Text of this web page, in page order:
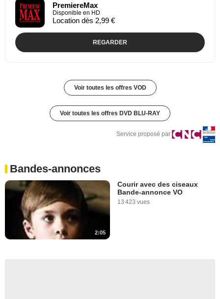
PremiereMax
Disponible en HD
Location dès 2,99 €
REGARDER
Voir toutes les offres VOD
Voir toutes les offres DVD BLU-RAY
Service proposé par
Bandes-annonces
2:05
Courir avec des ciseaux
Bande-annonce VO
13 423 vues